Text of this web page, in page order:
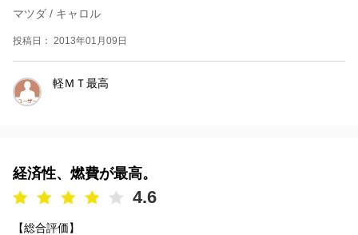
マツダ / キャロル
投稿日： 2013年01月09日
軽ＭＴ最高
経済性、燃費が最高。
4.6
【総合評価】